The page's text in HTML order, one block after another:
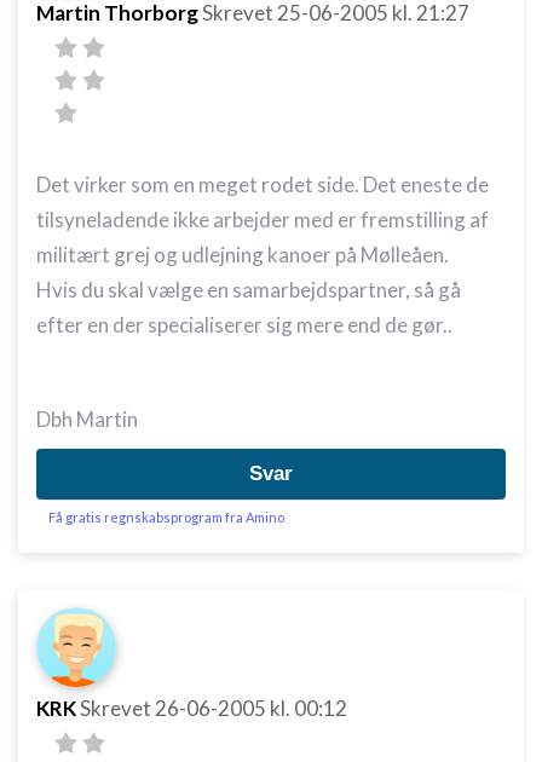
Martin ThorborgSkrevet 25-06-2005 kl. 21:27
Det virker som en meget rodet side. Det eneste de
tilsyneladende ikke arbejder med er fremstilling af
militært grej og udlejning kanoer på Mølleåen.
Hvis du skal vælge en samarbejdspartner, så gå
efter en der specialiserer sig mere end de gør..
Dbh Martin
Svar
Få gratis regnskabsprogram fra Amino
KRKSkrevet 26-06-2005 kl. 00:12